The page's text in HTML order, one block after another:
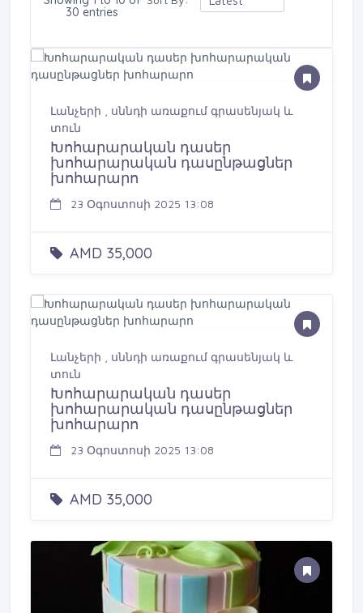
30 entries
Լանչերի , սննդի առաքում գրասենյակ և
տուն
Խոհարարական դասեր
խոհարարական դասընթացներ
խոհարարո
23 Օգոստոսի 2025 13:08
AMD 35,000
Լանչերի , սննդի առաքում գրասենյակ և
տուն
Խոհարարական դասեր
խոհարարական դասընթացներ
խոհարարո
23 Օգոստոսի 2025 13:08
AMD 35,000